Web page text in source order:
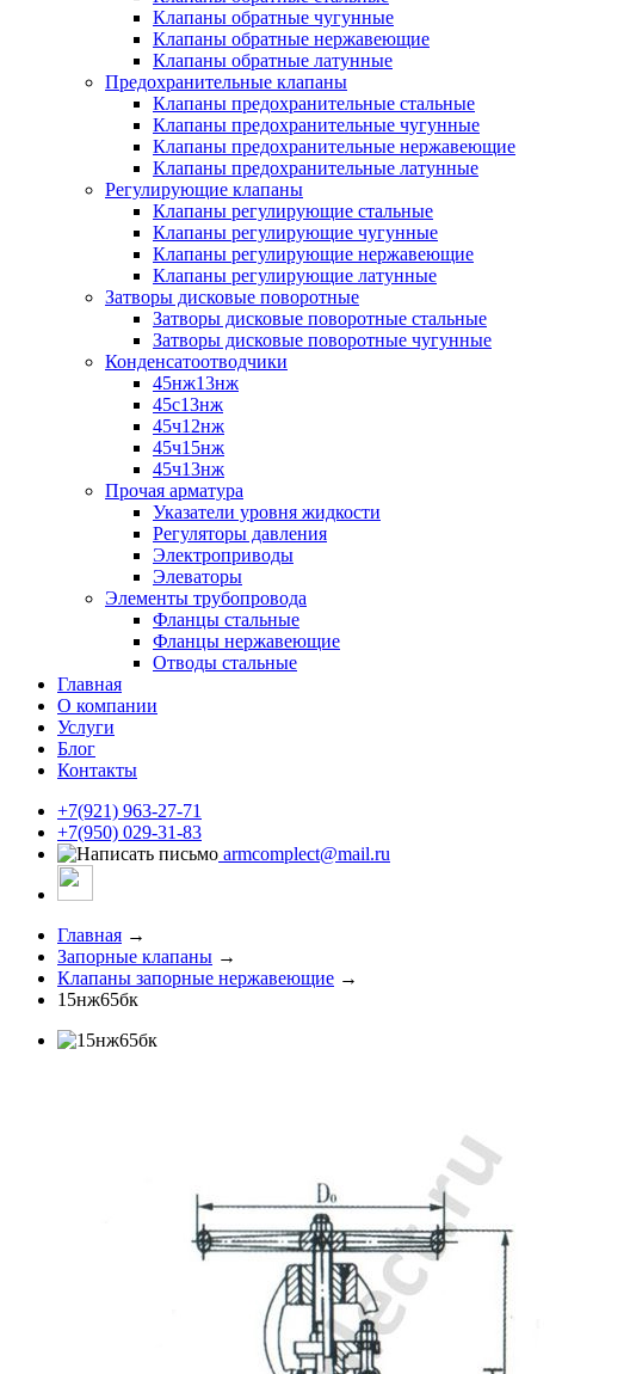
Клапаны обратные чугунные
Клапаны обратные нержавеющие
Клапаны обратные латунные
Предохранительные клапаны
Клапаны предохранительные стальные
Клапаны предохранительные чугунные
Клапаны предохранительные нержавеющие
Клапаны предохранительные латунные
Регулирующие клапаны
Клапаны регулирующие стальные
Клапаны регулирующие чугунные
Клапаны регулирующие нержавеющие
Клапаны регулирующие латунные
Затворы дисковые поворотные
Затворы дисковые поворотные стальные
Затворы дисковые поворотные чугунные
Конденсатоотводчики
45нж13нж
45с13нж
45ч12нж
45ч15нж
45ч13нж
Прочая арматура
Указатели уровня жидкости
Регуляторы давления
Электроприводы
Элеваторы
Элементы трубопровода
Фланцы стальные
Фланцы нержавеющие
Отводы стальные
Главная
О компании
Услуги
Блог
Контакты
+7(921) 963-27-71
+7(950) 029-31-83
armcomplect@mail.ru
Главная →
Запорные клапаны →
Клапаны запорные нержавеющие →
15нж65бк